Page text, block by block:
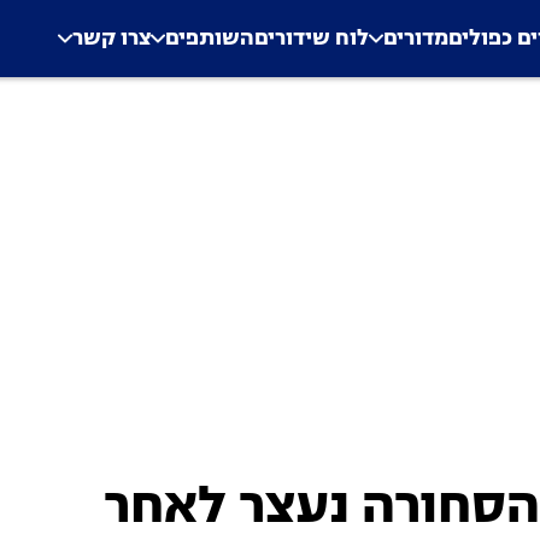
Application error: a
. כפוליםמדורים לוח שידוריםהשותפים צרו קשר
נעצר לאחר